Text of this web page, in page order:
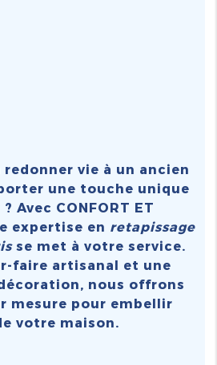
redonner vie à un ancien
une touche unique
Avec CONFORT ET
expertise en retapissage
se met à votre service.
faire artisanal et une
nous offrons
mesure pour embellir
votre maison.